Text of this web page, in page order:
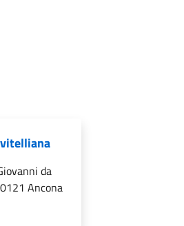
da
Ancona